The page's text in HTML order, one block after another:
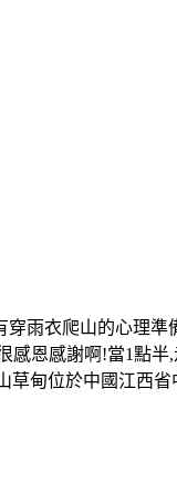
雨衣爬山的心理準
恩感謝啊!當1點
草甸位於中國江西省